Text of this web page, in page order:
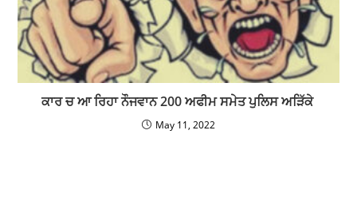
ਕਾਰ ਚ ਆ ਰਿਹਾ ਨੌਜਵਾਨ 200 ਅਫੀਮ ਸਮੇਤ ਪੁਲਿਸ ਅੜਿੱਕੇ
May 11, 2022